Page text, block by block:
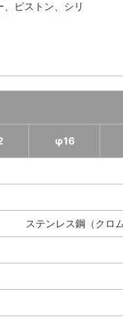
ピストン、シリ
φ16
ステンレス鋼（クロ